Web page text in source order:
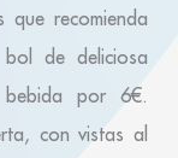
recomienda
de deliciosa
por 6€.
con vistas al